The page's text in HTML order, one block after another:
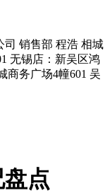
司 销售部 程浩 相城
无锡店：新吴区鸿
商务广场4幢601 吴
点